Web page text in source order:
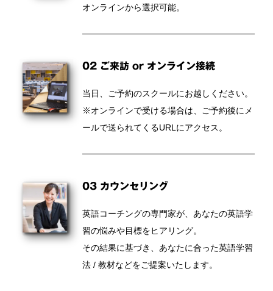
オンラインから選択可能。
02 ご来訪 or オンライン接続
当日、ご予約のスクールにお越しください。
※オンラインで受ける場合は、ご予約後にメ
ールで送られてくるURLにアクセス。
03 カウンセリング
英語コーチングの専門家が、あなたの英語学
習の悩みや目標をヒアリング。
その結果に基づき、あなたに合った英語学習
法 / 教材などをご提案いたします。